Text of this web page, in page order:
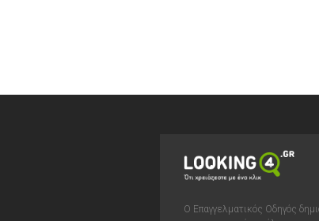
Ο Επαγγελματικός Οδηγός